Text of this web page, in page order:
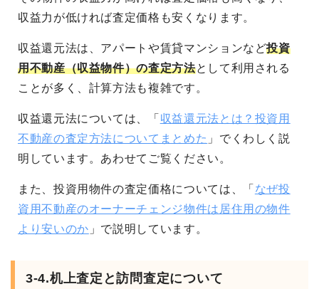
収益力が低ければ査定価格も安くなります。
収益還元法は、アパートや賃貸マンションなど投資
用不動産（収益物件）の査定方法として利用される
ことが多く、計算方法も複雑です。
収益還元法については、「 収益還元法とは？投資用
不動産の査定方法についてまとめた 」でくわしく説
明しています。あわせてご覧ください。
また、投資用物件の査定価格については、「 なぜ投
資用不動産のオーナーチェンジ物件は居住用の物件
より安いのか 」で説明しています。
3-4.机上査定と訪問査定について